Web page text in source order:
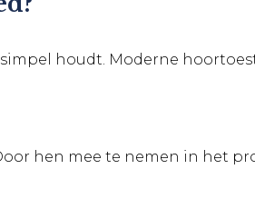
houdt. Moderne
hen mee te nemen in het